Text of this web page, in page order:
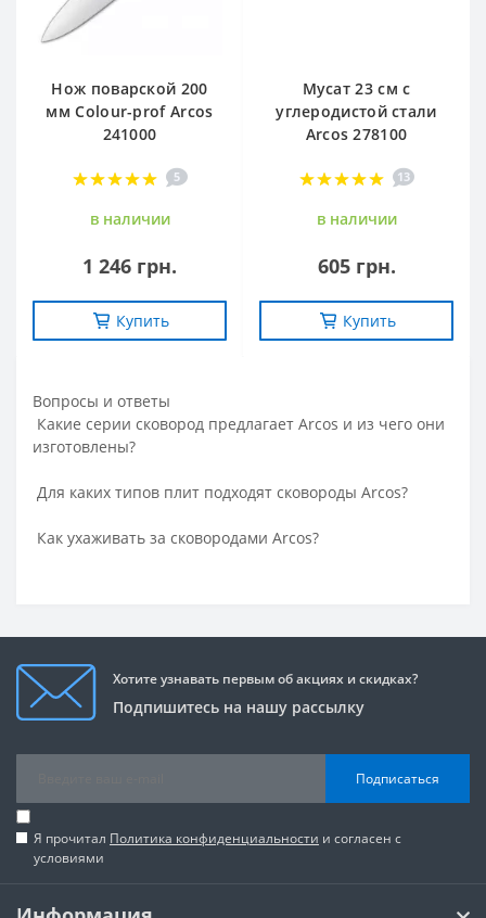
Нож поварской 200
мм Сolour-prof Arcos
241000
5
в наличии
1 246 грн.
Купить
Мусат 23 см с
углеродистой стали
Arcos 278100
13
в наличии
605 грн.
Купить
Вопросы и ответы
Какие серии сковород предлагает Arcos и из чего они
изготовлены?
Для каких типов плит подходят сковороды Arcos?
Как ухаживать за сковородами Arcos?
Хотите узнавать первым об акциях и скидках?
Подпишитесь на нашу рассылку
Подписаться
Я прочитал Политика конфиденциальности и согласен с
условиями